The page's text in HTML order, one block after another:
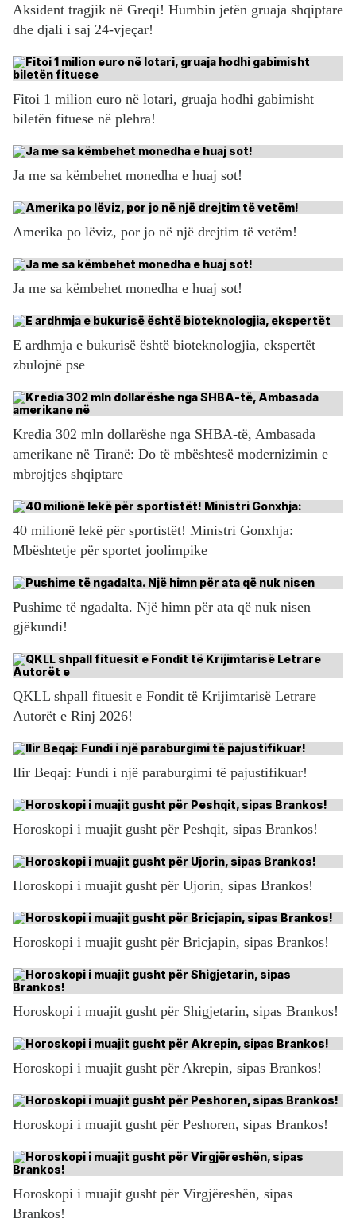
Aksident tragjik në Greqi! Humbin jetën gruaja shqiptare
dhe djali i saj 24-vjeçar!
Fitoi 1 milion euro në lotari, gruaja hodhi gabimisht
biletën fituese në plehra!
Ja me sa këmbehet monedha e huaj sot!
Amerika po lëviz, por jo në një drejtim të vetëm!
Ja me sa këmbehet monedha e huaj sot!
E ardhmja e bukurisë është bioteknologjia, ekspertët
zbulojnë pse
Kredia 302 mln dollarëshe nga SHBA-të, Ambasada
amerikane në Tiranë: Do të mbështesë modernizimin e
mbrojtjes shqiptare
40 milionë lekë për sportistët! Ministri Gonxhja:
Mbështetje për sportet joolimpike
Pushime të ngadalta. Një himn për ata që nuk nisen
gjëkundi!
QKLL shpall fituesit e Fondit të Krijimtarisë Letrare
Autorët e Rinj 2026!
Ilir Beqaj: Fundi i një paraburgimi të pajustifikuar!
Horoskopi i muajit gusht për Peshqit, sipas Brankos!
Horoskopi i muajit gusht për Ujorin, sipas Brankos!
Horoskopi i muajit gusht për Bricjapin, sipas Brankos!
Horoskopi i muajit gusht për Shigjetarin, sipas Brankos!
Horoskopi i muajit gusht për Akrepin, sipas Brankos!
Horoskopi i muajit gusht për Peshoren, sipas Brankos!
Horoskopi i muajit gusht për Virgjëreshën, sipas
Brankos!